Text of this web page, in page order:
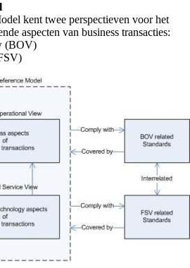
kent twee perspectieven voor het
aspecten van business transacties:
(BOV)